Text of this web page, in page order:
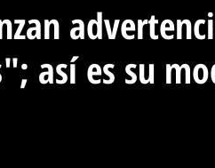
así es su